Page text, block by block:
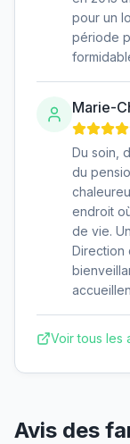
pour un
période
Marie-
Du soin,
du
endroit
de vie.
Direction
Voir tous les
Avis des